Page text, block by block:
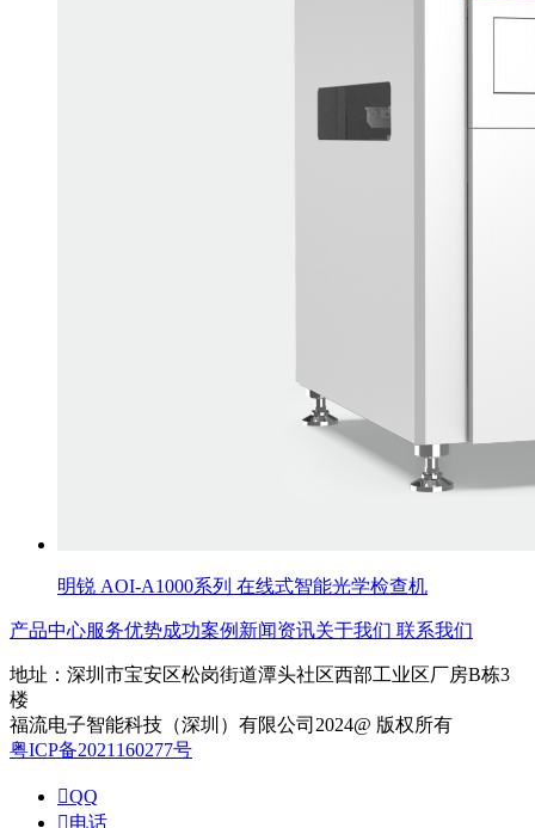
明锐 AOI-A1000系列 在线式智能光学检查机
产品中心服务优势成功案例 新闻资讯关于我们 联系我们
地址：深圳市宝安区松岗街道潭头社区西部工业区厂房B栋3
楼
福流电子智能科技（深圳）有限公司2024@ 版权所有
粤ICP备2021160277号
QQ
电话